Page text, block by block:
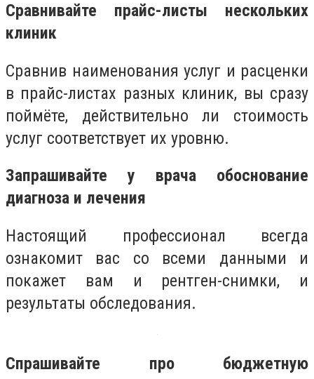
Сравнивайте прайс-листы нескольких
клиник
Сравнив наименования услуг и расценки
в прайс-листах разных клиник, вы сразу
поймёте, действительно ли стоимость
услуг соответствует их уровню.
Запрашивайте у врача обоснование
диагноза и лечения
Настоящий профессионал всегда
ознакомит вас со всеми данными и
покажет вам и рентген-снимки, и
результаты обследования.
Спрашивайте про бюджетную